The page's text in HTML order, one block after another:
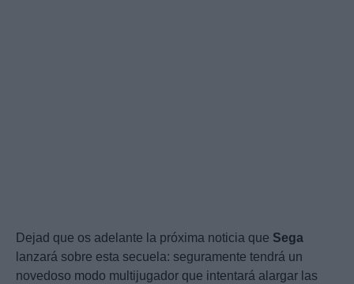
Dejad que os adelante la próxima noticia que Sega
lanzará sobre esta secuela: seguramente tendrá un
novedoso modo multijugador que intentará alargar las